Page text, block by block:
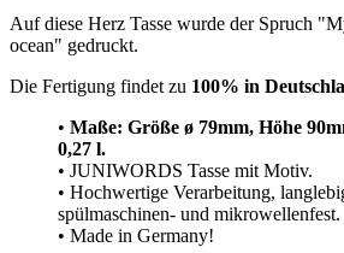
Auf diese Herz Tasse wurde der Spruch
ocean" gedruckt.
Die Fertigung findet zu 100% in
• Maße: Größe ø 79mm, Höhe
0,27 l.
• JUNIWORDS Tasse mit Motiv.
• Hochwertige Verarbeitung,
spülmaschinen- und mikrowellenfest.
• Made in Germany!